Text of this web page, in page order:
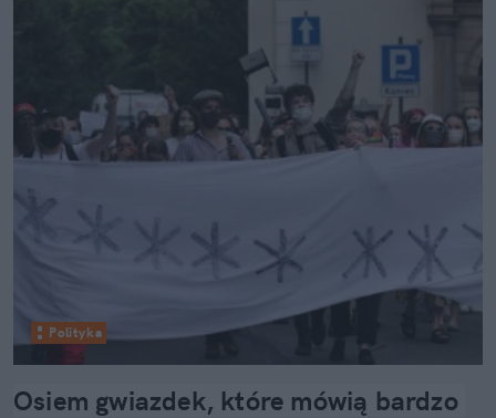
Polityka
Osiem gwiazdek, które mówią bardzo